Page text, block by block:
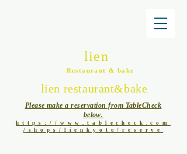
Please make a reservation from TableCheck
below.
https://www.tablecheck.com
/shops/lienkyoto/reserve
lien
Restaurant & bake
lien restaurant&bake